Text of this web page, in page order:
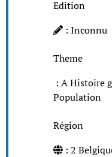
Edition
: Inconnu
Theme
: A Histoire
Population
Région
: 2